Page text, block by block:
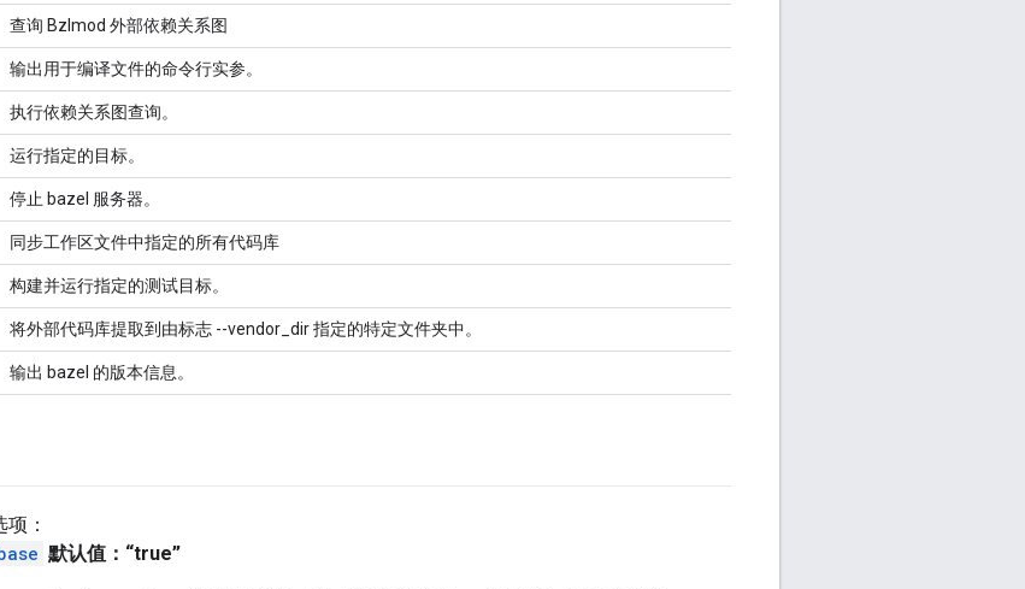
查询 Bzlmod 外部依赖关系图
输出用于编译文件的命令行实参。
执行依赖关系图查询。
运行指定的目标。
停止 bazel 服务器。
同步工作区文件中指定的所有代码库
构建并运行指定的测试目标。
将外部代码库提取到由标志 --vendor_dir 指定的特定文件夹中。
输出 bazel 的版本信息。
：
默认值：“true”